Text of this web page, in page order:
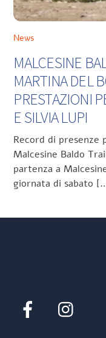
News
MALCESINE
MARTINA DEL
PRESTAZIONI
E SILVIA LUPI
Record di presenze
Malcesine Baldo
partenza a
giornata di sabato
Facebook